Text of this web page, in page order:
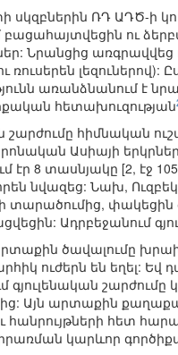
սկզբներին ՌԴ ԱԴԾ-ի
բացահայտվեցին ու
Նրանցից առգրավվեց
ռուսերեն
առանձնանում է
հետախուզության
շարժումը հիմնական
Ասիայի
էր 8 տասնյակը [2, էջ
նվազեց: Նախ,
տարածումից, փակեցին
Ադրբեջանում
ծավալումը
ուժերն են եղել:
գյուլենական
Այն արտաքին
հանրույթների հետ
կարևոր